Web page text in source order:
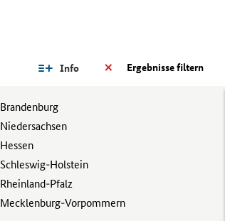
Ergebnisse filtern
Info
Brandenburg
Niedersachsen
Hessen
Schleswig-Holstein
Rheinland-Pfalz
Mecklenburg-Vorpommern